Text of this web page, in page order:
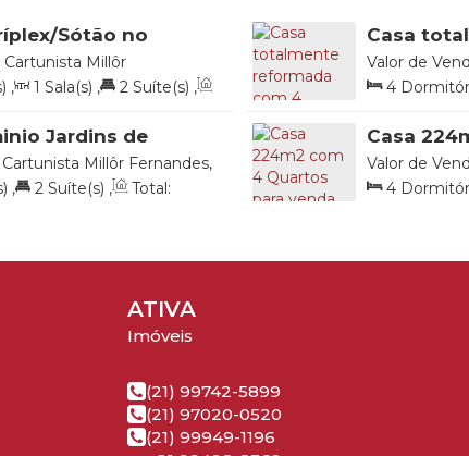
Sótão no
RJ
Cartunista Millôr
901, Recreio dos
Janeiro, Brasil
, 1 Sala(s) , 2 Suíte(s) ,
190.00m²
Casa
para
Valor de
1001,
4
Total: 213
Jardins de
2 Suites
Cartunista Millôr Fernandes,
Rio de Janeiro,
, 2 Suíte(s) ,
Total:
Casa
Valor de
1001, 22790-
Rio de
4
ATIVA
Imóveis
(21) 99742-5899
(21) 97020-0520
(21) 99949-1196